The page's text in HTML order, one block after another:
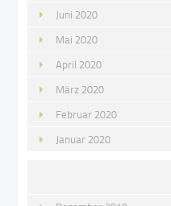
Juni 2020
Mai 2020
April 2020
März 2020
Februar 2020
Januar 2020